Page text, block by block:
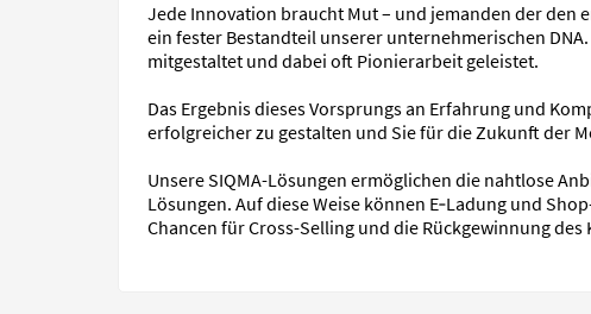
Jede Innovation braucht Mut – und jemanden der den
ein fester Bestandteil unserer unternehmerischen
mitgestaltet und dabei oft Pionierarbeit geleistet.
Das Ergebnis dieses Vorsprungs an Erfahrung und
erfolgreicher zu gestalten und Sie für die Zukunft der
Unsere SIQMA-Lösungen ermöglichen die nahtlose
Lösungen. Auf diese Weise können E‑Ladung und
Chancen für Cross-Selling und die Rückgewinnung